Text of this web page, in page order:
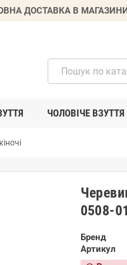
ДОСТАВКА В
ЧОЛОВІЧЕ ВЗУТТЯ
0508-
Бренд
Артикул